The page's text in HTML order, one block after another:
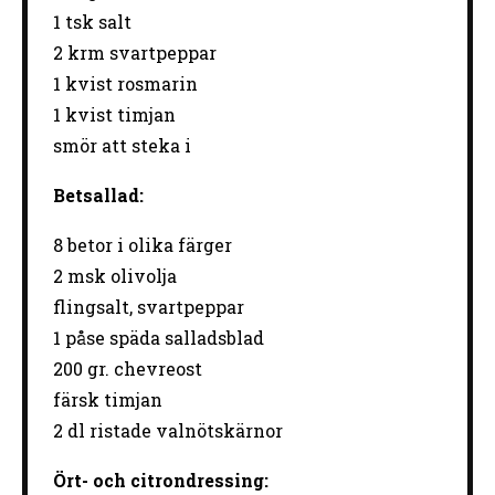
1 tsk salt
2 krm svartpeppar
1 kvist rosmarin
1 kvist timjan
smör att steka i
Betsallad:
8betor i olika färger
2 msk olivolja
flingsalt, svartpeppar
1 påse späda salladsblad
200 gr. chevreost
färsk timjan
2 dl ristade valnötskärnor
Ört- och citrondressing: